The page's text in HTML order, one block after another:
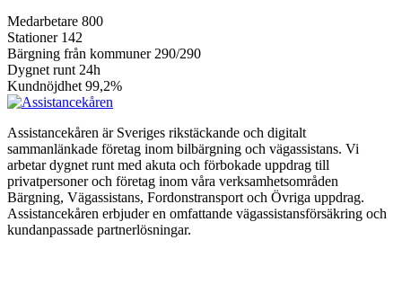
Medarbetare 800
Stationer 142
Bärgning från kommuner290/290
Dygnet runt24h
Kundnöjdhet99,2%
Assistancekåren är Sveriges rikstäckande och digitalt
sammanlänkade företag inom bilbärgning och vägassistans. Vi
arbetar dygnet runt med akuta och förbokade uppdrag till
privatpersoner och företag inom våra verksamhetsområden
Bärgning, Vägassistans, Fordonstransport och Övriga uppdrag.
Assistancekåren erbjuder en omfattande vägassistansförsäkring och
kundanpassade partnerlösningar.